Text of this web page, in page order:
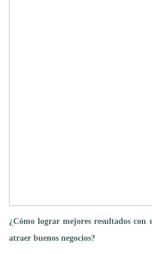
¿Cómo lograr mejores resultados
atraer buenos negocios?